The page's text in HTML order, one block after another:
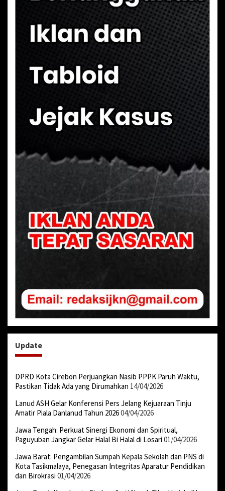
Update
DPRD Kota Cirebon Perjuangkan Nasib PPPK Paruh Waktu,
Pastikan Tidak Ada yang Dirumahkan 14/04/2026
Lanud ASH Gelar Konferensi Pers Jelang Kejuaraan Tinju
Amatir Piala Danlanud Tahun 202604/04/2026
Jawa Tengah: Perkuat Sinergi Ekonomi dan Spiritual,
Paguyuban Jangkar Gelar Halal Bi Halal di Losari 01/04/2026
Jawa Barat: Pengambilan Sumpah Kepala Sekolah dan PNS di
Kota Tasikmalaya, Penegasan Integritas Aparatur Pendidikan
dan Birokrasi 01/04/2026